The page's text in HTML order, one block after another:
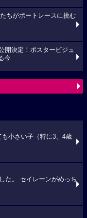
ちがボートレースに挑む
開決定！ポスタービジュ
今...
小さい子（特に3、4歳
た。 セイレーンがめっち